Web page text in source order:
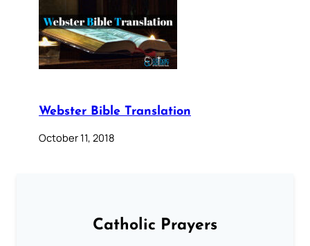
Webster Bible Translation
October 11, 2018
Catholic Prayers